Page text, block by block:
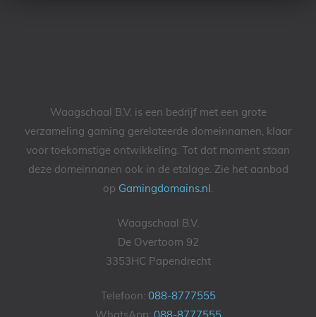
Waagschaal B.V. is een bedrijf met een grote
verzameling gaming gerelateerde domeinnamen, klaar
voor toekomstige ontwikkeling. Tot dat moment staan
deze domeinnanen ook in de etalage. Zie het aanbod
op Gamingdomains.nl .
Waagschaal B.V.
De Overtoom 92
3353HC Papendrecht
Telefoon: 088-8777555